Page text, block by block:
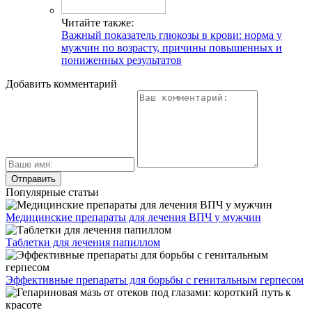
Читайте также:
Важный показатель глюкозы в крови: норма у
мужчин по возрасту, причины повышенных и
пониженных результатов
Добавить комментарий
Популярные статьи
Медицинские препараты для лечения ВПЧ у мужчин
Таблетки для лечения папиллом
Эффективные препараты для борьбы с генитальным герпесом